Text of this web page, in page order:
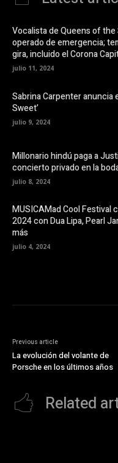
o
k
(
S
e
a
e
n
n
n
t
a
n
a
u
e
v
a
n
e
n
t
a
n
v
Vocalista de Queens of
operado de emergencia;
gira, incluido el Corona
julio 11, 2024
Sabrina Carpenter anuncia
Sweet’
julio 9, 2024
Millonario hindú paga a
concierto privado en la
julio 8, 2024
MUSICAMad Cool Festival
2024 con Dua Lipa, Pearl
más
julio 4, 2024
Previous article
La evolución del volante de
Porsche en los últimos años
Related